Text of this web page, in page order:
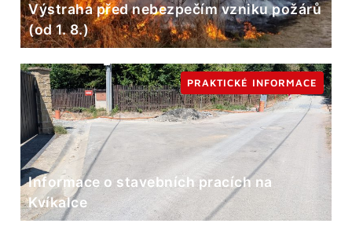
Výstraha před nebezpečím vzniku požárů
(od 1. 8.)
Informace o stavebních pracích na
Kvíkalce
PRAKTICKÉ INFORMACE